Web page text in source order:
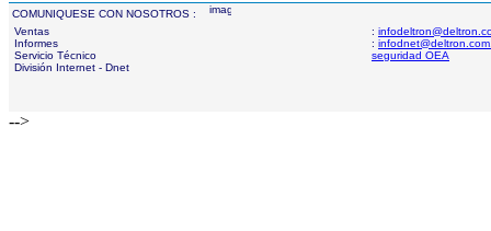
COMUNIQUESE CON NOSOTROS :
Ventas
Informes
Servicio Técnico
División Internet - Dnet
:
:
seguridad OEA
-->